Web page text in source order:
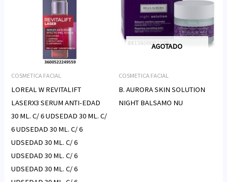
COSMETICA FACIAL
LOREAL W REVITALIFT
LASERX3 SERUM ANTI-EDAD
30 ML. C/ 6 UDSEDAD 30 ML. C/
6 UDSEDAD 30 ML. C/ 6
UDSEDAD 30 ML. C/ 6
UDSEDAD 30 ML. C/ 6
UDSEDAD 30 ML. C/ 6
AGOTADO
COSMETICA FACIAL
B. AURORA SKIN SOLUTION
NIGHT BALSAMO NU